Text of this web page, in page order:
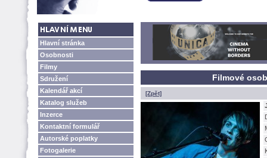
Hlavní stránka
Osobnosti
Filmy
Sdružení
Kalendář akcí
Katalog služeb
Inzerce
Kontaktní formulář
Autorské poplatky
Fotogalerie
Filmové
[Zpět]